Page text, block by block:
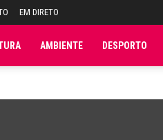
EM DIRETO
AMBIENTE DESPORTO